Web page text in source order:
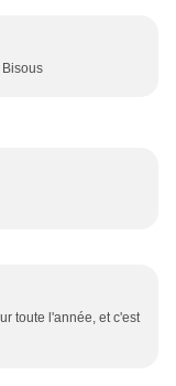
toute l'année, et c'est